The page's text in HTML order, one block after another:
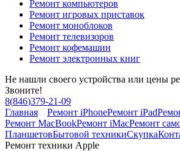
Ремонт компьютеров
Ремонт игровых приставок
Ремонт моноблоков
Ремонт телевизоров
Ремонт кофемашин
Ремонт электронных книг
Не нашли своего устройства или цены
Звоните!
8(846)379-21-09
Главная
Ремонт iPhoneРемонт iPad
Ремонт MacBookРемонт iMacРемонт
ПланшетовБытовой техникиСкупка
Ремонт техники Apple